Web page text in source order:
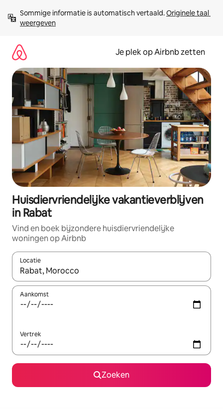
direct
naar
Sommige informatie is automatisch vertaald. Originele taal
weergeven
Je plek op Airbnb zetten
Huisdiervriendelijke vakantieverblijven
in Rabat
Vind en boek bijzondere huisdiervriendelijke
woningen op Airbnb
Locatie
Wanneer er resultaten beschikbaar zijn, maak je een keuze
Aankomst
Vertrek
Zoeken